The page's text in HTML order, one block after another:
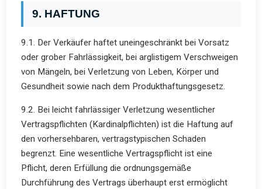
9. HAFTUNG
9.1. Der Verkäufer haftet uneingeschränkt bei Vorsatz
oder grober Fahrlässigkeit, bei arglistigem Verschweigen
von Mängeln, bei Verletzung von Leben, Körper und
Gesundheit sowie nach dem Produkthaftungsgesetz.
9.2. Bei leicht fahrlässiger Verletzung wesentlicher
Vertragspflichten (Kardinalpflichten) ist die Haftung auf
den vorhersehbaren, vertragstypischen Schaden
begrenzt. Eine wesentliche Vertragspflicht ist eine
Pflicht, deren Erfüllung die ordnungsgemäße
Durchführung des Vertrags überhaupt erst ermöglicht